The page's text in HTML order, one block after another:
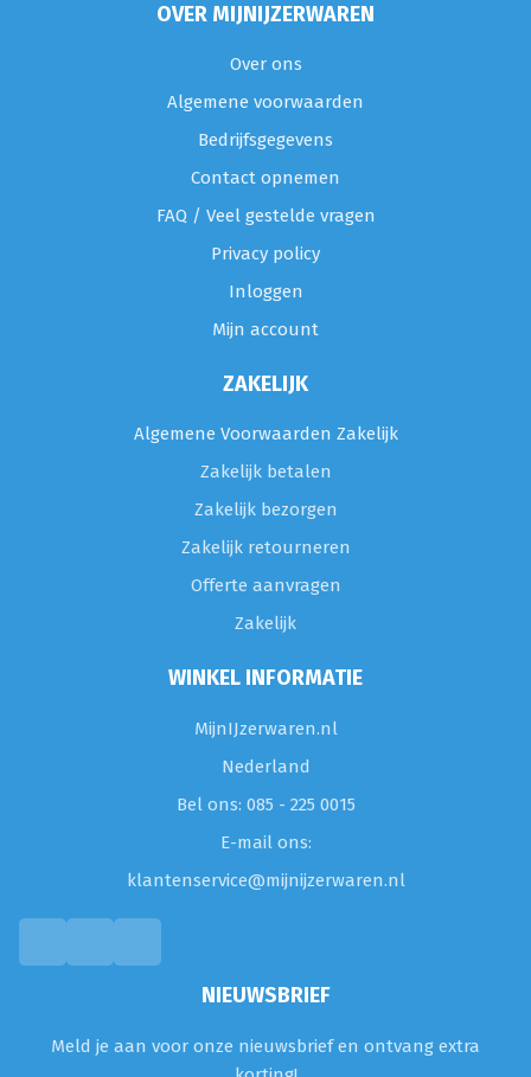
OVER MIJNIJZERWAREN
Over ons
Algemene voorwaarden
Bedrijfsgegevens
Contact opnemen
FAQ / Veel gestelde vragen
Privacy policy
Inloggen
Mijn account
ZAKELIJK
Algemene Voorwaarden Zakelijk
Zakelijk betalen
Zakelijk bezorgen
Zakelijk retourneren
Offerte aanvragen
Zakelijk
WINKEL INFORMATIE
MijnIJzerwaren.nl
Nederland
Bel ons: 085 - 225 0015
E-mail ons:
klantenservice@mijnijzerwaren.nl
NIEUWSBRIEF
Meld je aan voor onze nieuwsbrief en ontvang extra